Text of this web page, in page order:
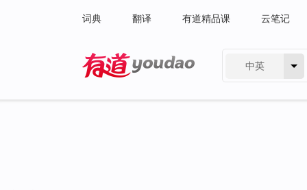
词典 翻译 有道精品课 云笔记
中英